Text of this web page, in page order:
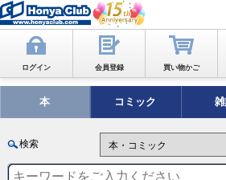
ログイン 会員登録 買い物かご
本 コミック
検索